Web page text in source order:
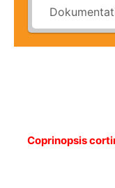
Coprinopsis